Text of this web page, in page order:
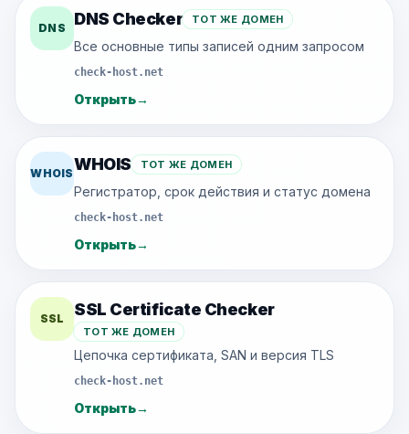
DNS DNS Checker ТОТ ЖЕ ДОМЕН
Все основные типы записей одним запросом
check-host.net
Открыть→
WHOISWHOIS ТОТ ЖЕ ДОМЕН
Регистратор, срок действия и статус домена
check-host.net
Открыть→
SSL SSL Certificate Checker
ТОТ ЖЕ ДОМЕН
Цепочка сертификата, SAN и версия TLS
check-host.net
Открыть→